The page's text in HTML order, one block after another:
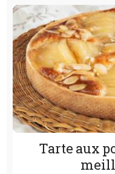
Tarte aux